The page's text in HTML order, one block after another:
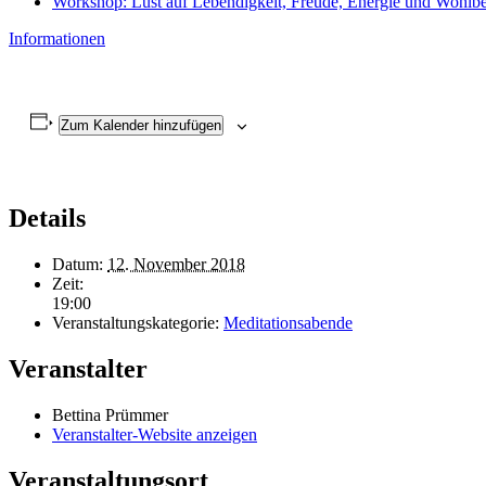
Informationen
Zum Kalender hinzufügen
Details
Datum: 12. November 2018
Zeit:
19:00
Veranstaltungskategorie: Meditationsabende
Veranstalter
Bettina Prümmer
Veranstalter-Website anzeigen